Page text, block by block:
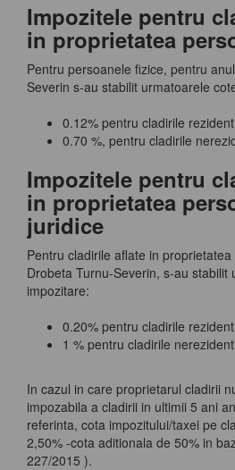
Impozitele pentru
in proprietatea
Pentru persoanele fizice, pentru
Severin s-au stabilit urmatoarele
0.12% pentru cladirile
0.70 %, pentru cladirile
Impozitele pentru
in proprietatea
juridice
Pentru cladirile aflate in
Drobeta Turnu-Severin, s-au stabilit
impozitare:
0.20% pentru cladirile
1 % pentru cladirile
In cazul in care proprietarul cladirii
impozabila a cladirii in ultimii 5 ani
referinta, cota impozitului/taxei pe
2,50% -cota aditionala de 50% in
227/2015 ).